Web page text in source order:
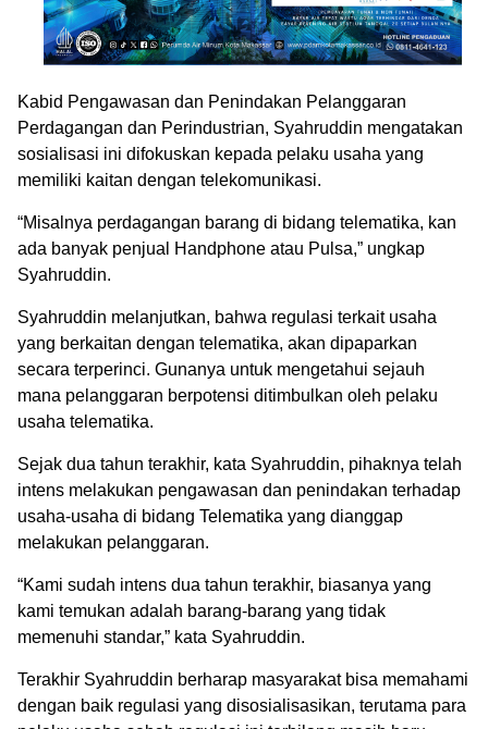
Kabid Pengawasan dan Penindakan Pelanggaran
Perdagangan dan Perindustrian, Syahruddin mengatakan
sosialisasi ini difokuskan kepada pelaku usaha yang
memiliki kaitan dengan telekomunikasi.
“Misalnya perdagangan barang di bidang telematika, kan
ada banyak penjual Handphone atau Pulsa,” ungkap
Syahruddin.
Syahruddin melanjutkan, bahwa regulasi terkait usaha
yang berkaitan dengan telematika, akan dipaparkan
secara terperinci. Gunanya untuk mengetahui sejauh
mana pelanggaran berpotensi ditimbulkan oleh pelaku
usaha telematika.
Sejak dua tahun terakhir, kata Syahruddin, pihaknya telah
intens melakukan pengawasan dan penindakan terhadap
usaha-usaha di bidang Telematika yang dianggap
melakukan pelanggaran.
“Kami sudah intens dua tahun terakhir, biasanya yang
kami temukan adalah barang-barang yang tidak
memenuhi standar,” kata Syahruddin.
Terakhir Syahruddin berharap masyarakat bisa memahami
dengan baik regulasi yang disosialisasikan, terutama para